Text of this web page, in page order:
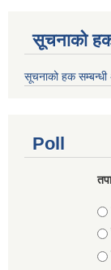
सूचनाको
सूचनाको हक
Poll